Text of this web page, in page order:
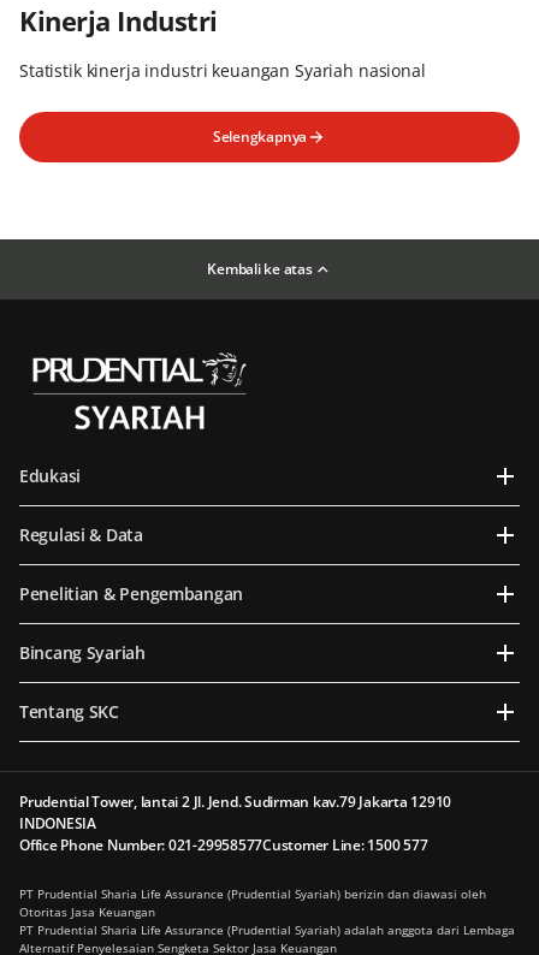
Kinerja Industri
Statistik kinerja industri keuangan Syariah nasional
Selengkapnya
Kembali ke atas
Edukasi
Regulasi & Data
Penelitian & Pengembangan
Bincang Syariah
Tentang SKC
Prudential Tower, lantai 2 Jl. Jend. Sudirman kav.79 Jakarta 12910
INDONESIA
Office Phone Number: 021-29958577Customer Line: 1500 577
PT Prudential Sharia Life Assurance (Prudential Syariah) berizin dan diawasi oleh
Otoritas Jasa Keuangan
PT Prudential Sharia Life Assurance (Prudential Syariah) adalah anggota dari Lembaga
Alternatif Penyelesaian Sengketa Sektor Jasa Keuangan